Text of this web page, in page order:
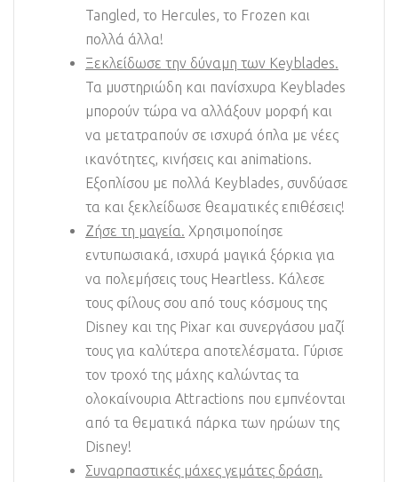
Tangled, το Hercules, το Frozen και
πολλά άλλα!
Ξεκλείδωσε την δύναμη των Keyblades.
Τα μυστηριώδη και πανίσχυρα Keyblades
μπορούν τώρα να αλλάξουν μορφή και
να μετατραπούν σε ισχυρά όπλα με νέες
ικανότητες, κινήσεις και animations.
Εξοπλίσου με πολλά Keyblades, συνδύασε
τα και ξεκλείδωσε θεαματικές επιθέσεις!
Ζήσε τη μαγεία. Χρησιμοποίησε
εντυπωσιακά, ισχυρά μαγικά ξόρκια για
να πολεμήσεις τους Heartless. Κάλεσε
τους φίλους σου από τους κόσμους της
Disney και της Pixar και συνεργάσου μαζί
τους για καλύτερα αποτελέσματα. Γύρισε
τον τροχό της μάχης καλώντας τα
ολοκαίνουρια Attractions που εμπνέονται
από τα θεματικά πάρκα των ηρώων της
Disney!
Συναρπαστικές μάχες γεμάτες δράση.